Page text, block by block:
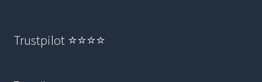
Trustpilot ⭐⭐⭐⭐